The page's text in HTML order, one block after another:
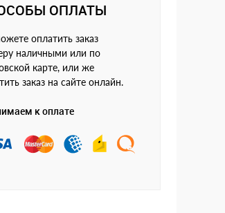
ОПЛАТЫ
оплатить заказ
наличными или по
карте, или же
заказ на сайте онлайн.
к оплате